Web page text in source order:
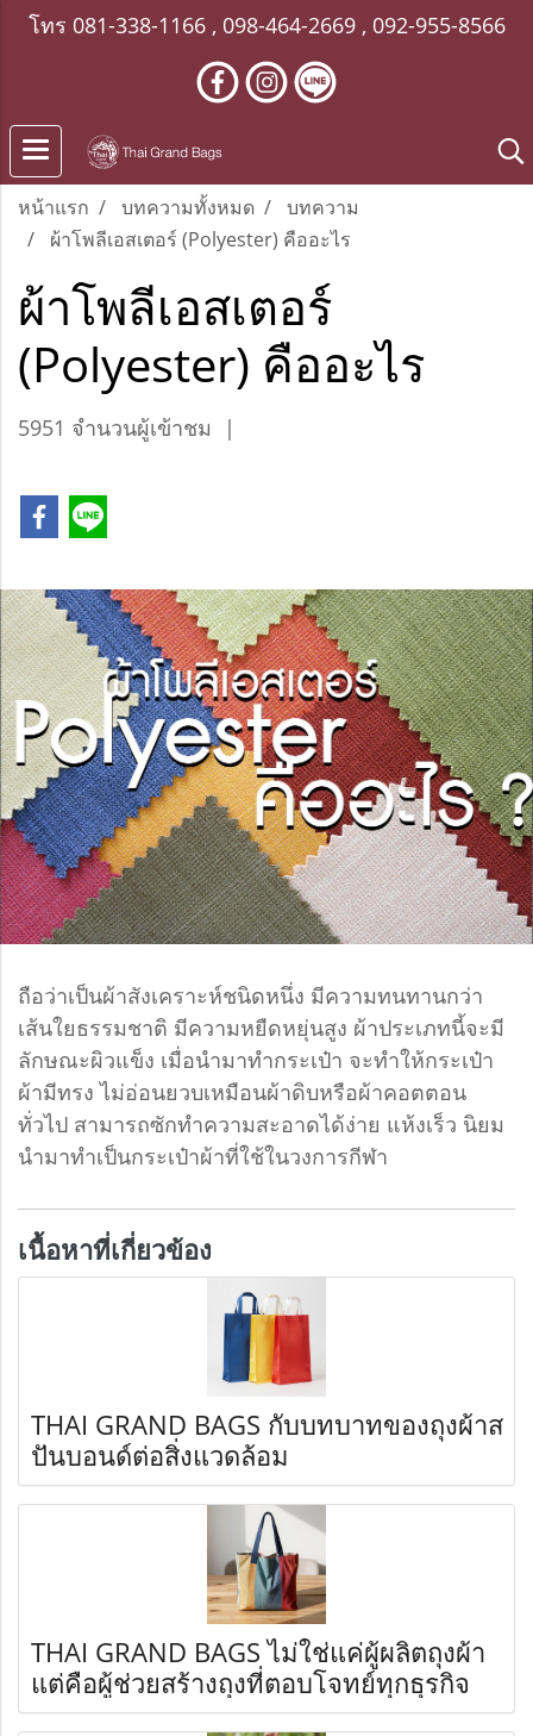
โทร 081-338-1166, 098-464-2669, 092-955-8566
หน้าแรก บทความทั้งหมด
บทความ
ผ้าโพลีเอสเตอร์ (Polyester) คืออะไร
ผ้าโพลีเอสเตอร์
(Polyester) คืออะไร
5951 จำนวนผู้เข้าชม |
ถือว่าเป็นผ้าสังเคราะห์ชนิดหนึ่ง มีความทนทานกว่า
เส้นใยธรรมชาติ มีความหยืดหยุ่นสูง ผ้าประเภทนี้จะมี
ลักษณะผิวแข็ง เมื่อนำมาทำกระเป๋า จะทำให้กระเป๋า
ผ้ามีทรง ไม่อ่อนยวบเหมือนผ้าดิบหรือผ้าคอตตอน
ทั่วไป สามารถซักทำความสะอาดได้ง่าย แห้งเร็ว นิยม
นำมาทำเป็นกระเป๋าผ้าที่ใช้ในวงการกีฬา
เนื้อหาที่เกี่ยวข้อง
THAI GRAND BAGS กับบทบาทของถุงผ้าส
ปันบอนด์ต่อสิ่งแวดล้อม
THAI GRAND BAGS ไม่ใช่แค่ผู้ผลิตถุงผ้า
แต่คือผู้ช่วยสร้างถุงที่ตอบโจทย์ทุกธุรกิจ